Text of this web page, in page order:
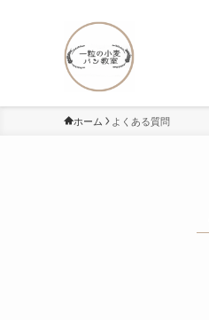
ホーム よくある質問